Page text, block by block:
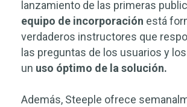
lanzamiento de las primeras
equipo de incorporación está
verdaderos instructores que
las preguntas de los usuarios y
un uso óptimo de la solución.
Además, Steeple ofrece